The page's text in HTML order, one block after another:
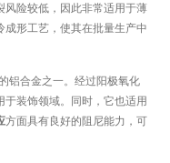
风险较低，因此非常适用于薄
形工艺，使其在批量生产中
铝合金之一。经过阳极氧化
装饰领域。同时，它也适用
方面具有良好的阻尼能力，可